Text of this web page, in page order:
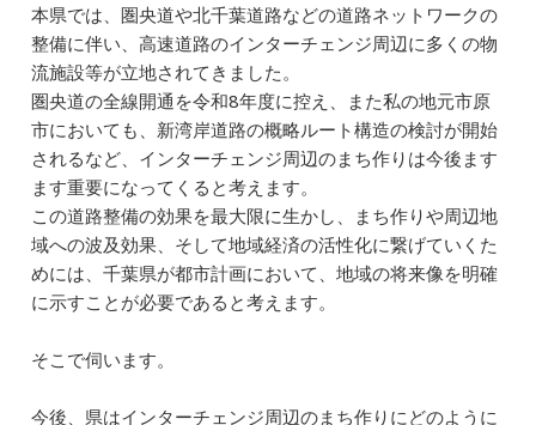
本県では、圏央道や北千葉道路などの道路ネットワークの
整備に伴い、高速道路のインターチェンジ周辺に多くの物
流施設等が立地されてきました。
圏央道の全線開通を令和8年度に控え、また私の地元市原
市においても、新湾岸道路の概略ルート構造の検討が開始
されるなど、インターチェンジ周辺のまち作りは今後ます
ます重要になってくると考えます。
この道路整備の効果を最大限に生かし、まち作りや周辺地
域への波及効果、そして地域経済の活性化に繋げていくた
めには、千葉県が都市計画において、地域の将来像を明確
に示すことが必要であると考えます。
そこで伺います。
今後、県はインターチェンジ周辺のまち作りにどのように